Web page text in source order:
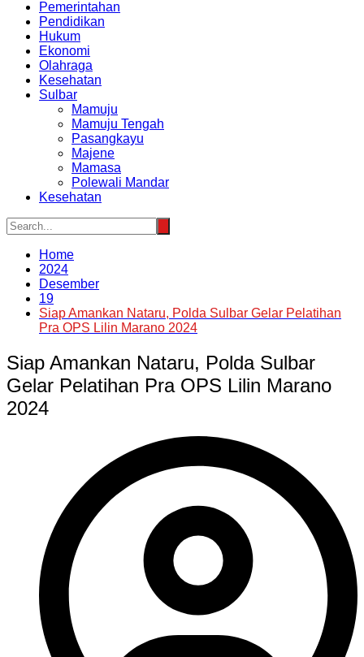
Pemerintahan
Pendidikan
Hukum
Ekonomi
Olahraga
Kesehatan
Sulbar
Mamuju
Mamuju Tengah
Pasangkayu
Majene
Mamasa
Polewali Mandar
Kesehatan
Home
2024
Desember
19
Siap Amankan Nataru, Polda Sulbar Gelar Pelatihan
Pra OPS Lilin Marano 2024
Siap Amankan Nataru, Polda Sulbar
Gelar Pelatihan Pra OPS Lilin Marano
2024